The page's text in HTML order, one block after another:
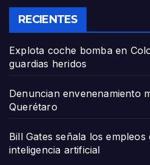
RECIENTES
Explota coche bomba en
guardias heridos
Denuncian envenenamiento
Querétaro
Bill Gates señala los
inteligencia artificial